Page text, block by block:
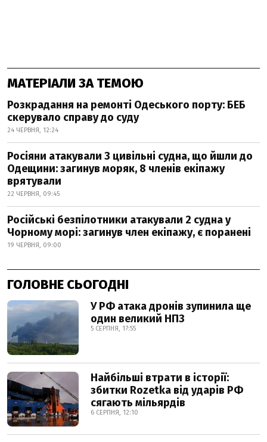
МАТЕРІАЛИ ЗА ТЕМОЮ
Розкрадання на ремонті Одеського порту: БЕБ
скерувало справу до суду
24 ЧЕРВНЯ, 12:24
Росіяни атакували 3 цивільні судна, що йшли до
Одещини: загинув моряк, 8 членів екіпажу
врятували
22 ЧЕРВНЯ, 09:45
Російські безпілотники атакували 2 судна у
Чорному морі: загинув член екіпажу, є поранені
19 ЧЕРВНЯ, 09:00
ГОЛОВНЕ СЬОГОДНІ
У РФ атака дронів зупинила ще
один великий НПЗ
5 СЕРПНЯ, 17:55
Найбільші втрати в історії:
збитки Rozetka від ударів РФ
сягають мільярдів
6 СЕРПНЯ, 12:10